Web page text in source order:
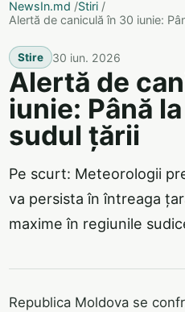
NewsIn.md /Stiri /
Alertă de caniculă în 30 iunie:
Stire 30 iun. 2026
Alertă de
iunie: Până
sudul țării
Pe scurt: Meteorologii
va persista în întreaga
maxime în regiunile
Republica Moldova se